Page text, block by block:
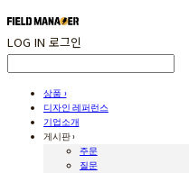
LOG IN 로그인
상품 ›
디자인 레퍼런스
기업소개
게시판 ›
주문
질문